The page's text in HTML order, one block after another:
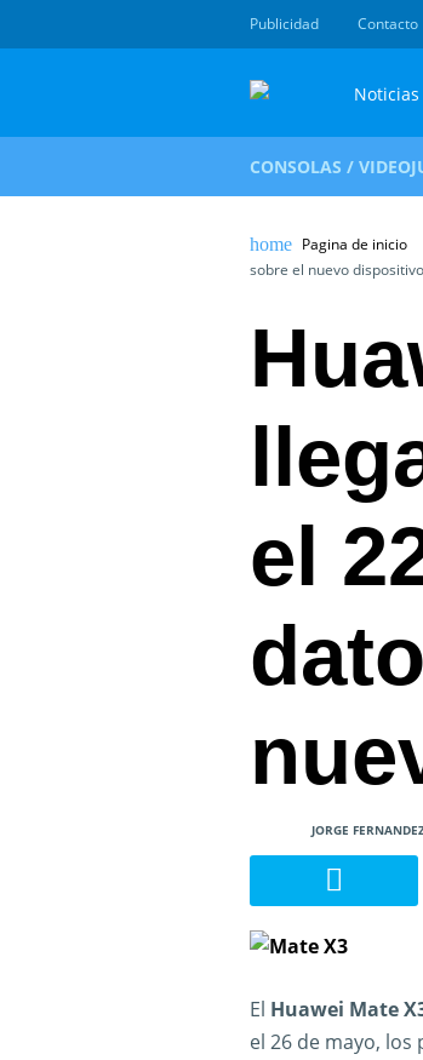
Publicidad Contacto
CONSOLAS /
Pagina de inicio
sobre el nuevo dispositivo
el
JORGE
El Huawei Mate
el 26 de mayo, los